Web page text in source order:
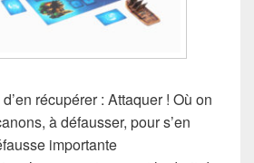
récupérer : Attaquer ! Où on
à défausser, pour s’en
importante